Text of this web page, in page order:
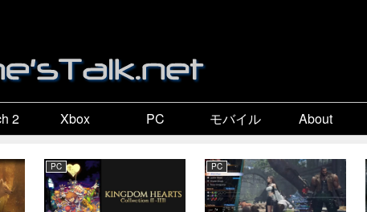
2 Xbox PC モバイル About
PC PC